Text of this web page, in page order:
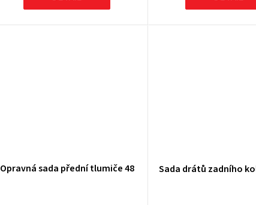
Opravná sada přední tlumiče 48 Sada drátů zadního